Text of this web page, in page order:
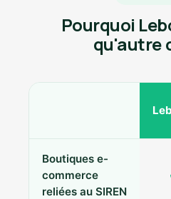
Pourquoi
qu'autre
Boutiques e-
commerce
reliées au SIREN